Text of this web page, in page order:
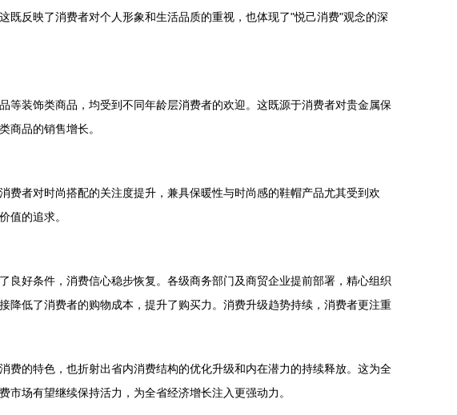
反映了消费者对个人形象和生活品质的重视，也体现了"悦己消费"观念的深
装饰类商品，均受到不同年龄层消费者的欢迎。这既源于消费者对贵金属保
商品的销售增长。
者对时尚搭配的关注度提升，兼具保暖性与时尚感的鞋帽产品尤其受到欢
值的追求。
好条件，消费信心稳步恢复。各级商务部门及商贸企业提前部署，精心组织
低了消费者的购物成本，提升了购买力。消费升级趋势持续，消费者更注重
的特色，也折射出省内消费结构的优化升级和内在潜力的持续释放。这为全
场有望继续保持活力，为全省经济增长注入更强动力。